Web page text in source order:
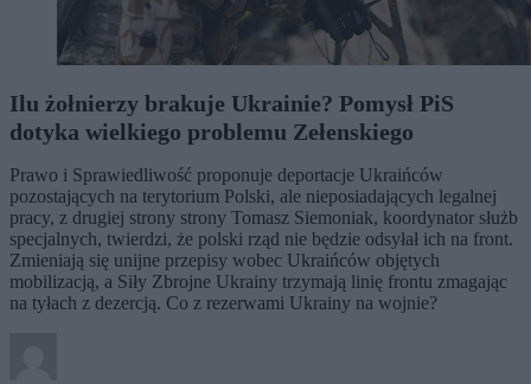
Ilu żołnierzy brakuje Ukrainie? Pomysł PiS
dotyka wielkiego problemu Zełenskiego
Prawo i Sprawiedliwość proponuje deportacje Ukraińców
pozostających na terytorium Polski, ale nieposiadających legalnej
pracy, z drugiej strony strony Tomasz Siemoniak, koordynator służb
specjalnych, twierdzi, że polski rząd nie będzie odsyłał ich na front.
Zmieniają się unijne przepisy wobec Ukraińców objętych
mobilizacją, a Siły Zbrojne Ukrainy trzymają linię frontu zmagając
na tyłach z dezercją. Co z rezerwami Ukrainy na wojnie?